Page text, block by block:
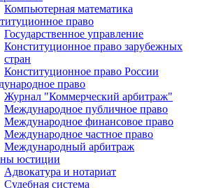
Компьютерная математика
право
Государственное управление
Конституционное право зарубежных
стран
Конституционное право России
право
Журнал "Коммерческий арбитраж"
Международное публичное право
Международное финансовое право
Международное частное право
Международный арбитраж
юстиции
Адвокатура и нотариат
Судебная система